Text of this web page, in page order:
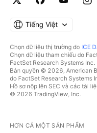
Tiếng Việt
Chọn dữ liệu thị trường do ICE
Chọn dữ liệu tham chiếu do
FactSet Research Systems Inc.
Bản quyền © 2026, American
do FactSet Research Systems
Hồ sơ nộp lên SEC và các tài
© 2026 TradingView, Inc.
HƠN CẢ MỘT SẢN PHẨM